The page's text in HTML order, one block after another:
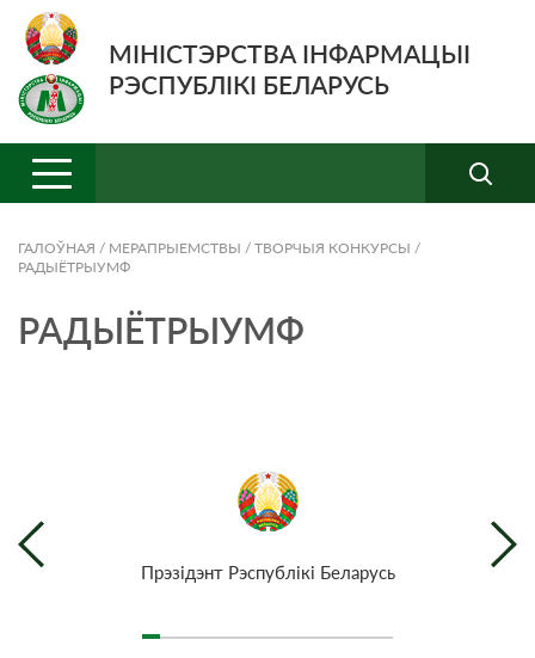
МІНІСТЭРСТВА ІНФАРМАЦЫІ
РЭСПУБЛІКІ БЕЛАРУСЬ
ГАЛОЎНАЯ / МЕРАПРЫЕМСТВЫ / ТВОРЧЫЯ КОНКУРСЫ /
РАДЫЁТРЫУМФ
РАДЫЁТРЫУМФ
Прэзiдэнт Рэспублiкi Беларусь